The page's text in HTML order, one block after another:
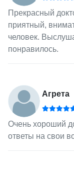
Прекрасный
приятный,
человек.
понравилось.
Агрета
Очень хороший
ответы на свои